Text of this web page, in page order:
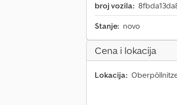
broj vozila:
Stanje: novo
Cena i lokacija
Lokacija: